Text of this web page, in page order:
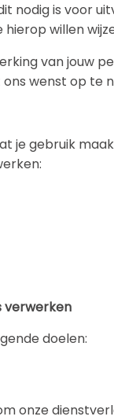
nodig is voor
willen
van jouw
wenst op te
gebruik
verwerken
doelen:
onze